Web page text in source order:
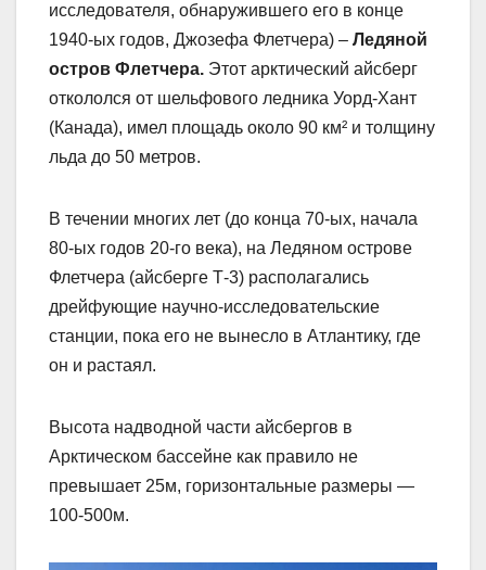
исследователя, обнаружившего его в конце
1940-ых годов, Джозефа Флетчера) – Ледяной
остров Флетчера. Этот арктический айсберг
откололся от шельфового ледника Уорд-Хант
(Канада), имел площадь около 90 км² и толщину
льда до 50 метров.
В течении многих лет (до конца 70-ых, начала
80-ых годов 20-го века), на Ледяном острове
Флетчера (айсберге Т-3) располагались
дрейфующие научно-исследовательские
станции, пока его не вынесло в Атлантику, где
он и растаял.
Высота надводной части айсбергов в
Арктическом бассейне как правило не
превышает 25м, горизонтальные размеры —
100-500м.